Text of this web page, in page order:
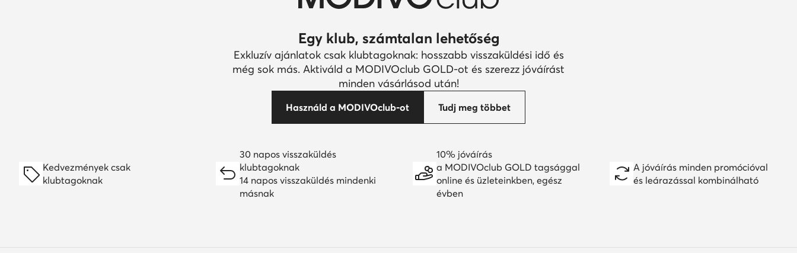
Egy klub, számtalan lehetőség
Exkluzív ajánlatok csak klubtagoknak: hosszabb visszaküldési idő és
még sok más. Aktiváld a MODIVOclub GOLD-ot és szerezz jóváírást
minden vásárlásod után!
Használd a MODIVOclub-ot Tudj meg többet
Kedvezmények csak
klubtagoknak
30 napos visszaküldés
klubtagoknak
14 napos visszaküldés mindenki
másnak
10% jóváírás
a MODIVOclub GOLD tagsággal
online és üzleteinkben, egész
évben
A jóváírás minden promócióval
és leárazással kombinálható